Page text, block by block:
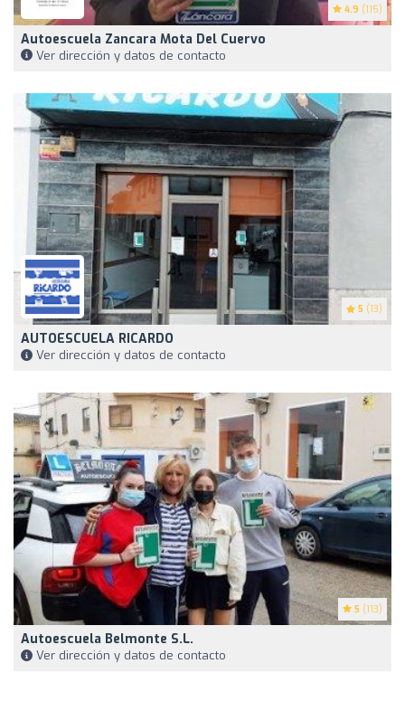
4.9 (115)
Autoescuela Zancara Mota Del Cuervo
Ver dirección y datos de contacto
5 (13)
AUTOESCUELA RICARDO
Ver dirección y datos de contacto
5 (113)
Autoescuela Belmonte S.L.
Ver dirección y datos de contacto